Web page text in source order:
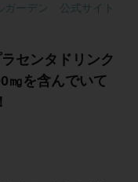
ガーデン 公式サイト
センタドリンク
㎎を含んでいて